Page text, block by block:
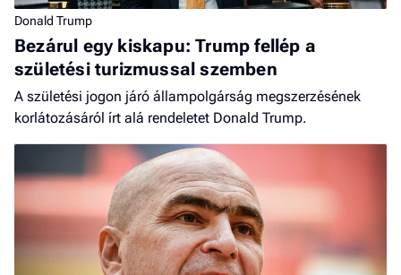
Donald Trump
Bezárul egy kiskapu: Trump fellép a
születési turizmussal szemben
A születési jogon járó állampolgárság megszerzésének
korlátozásáról írt alá rendeletet Donald Trump.